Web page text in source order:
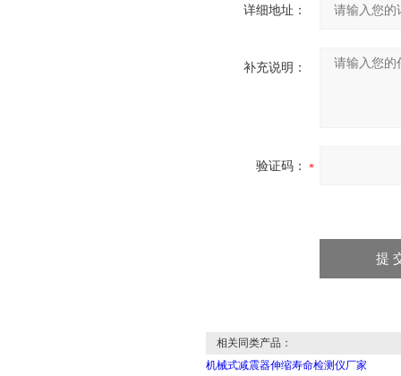
详细地址：
补充说明：
验证码：
相关同类产品：
机械式减震器伸缩寿命检测仪厂家